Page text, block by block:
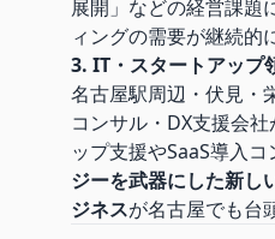
展開」などの経営課題
ィングの需要が継続的
3. IT・スタートアップ
名古屋駅周辺・伏見・
コンサル・DX支援会
ップ支援やSaaS導入コ
ジーを武器にした新し
ジネスが名古屋でも台